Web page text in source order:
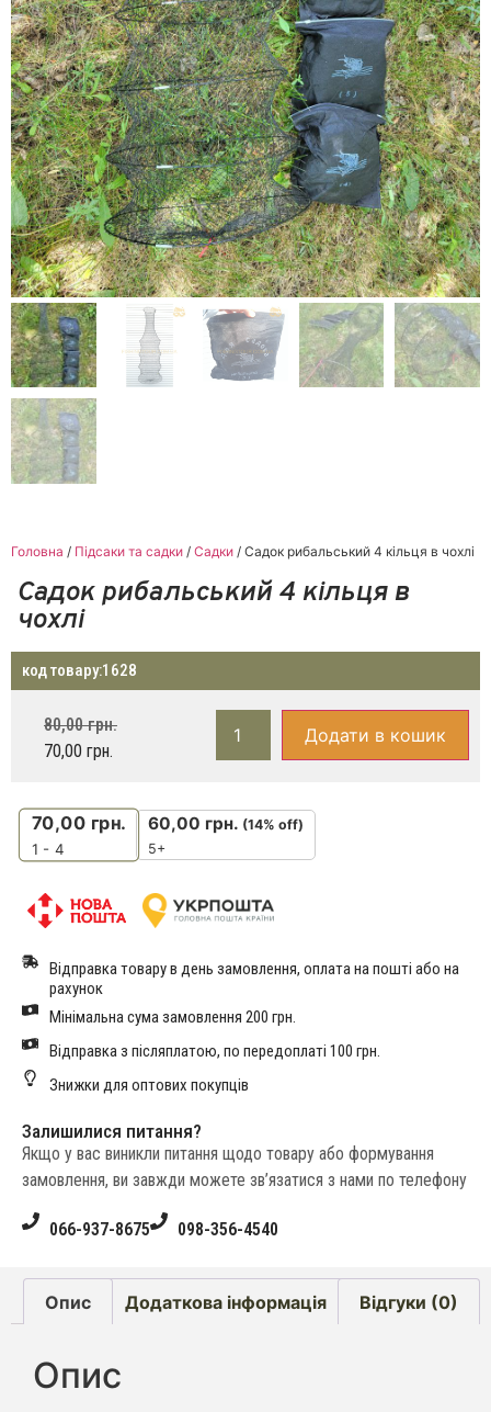
Головна / Підсаки та садки / Садки / Садок рибальський 4 кільця в чохлі
Садок рибальський 4 кільця в
чохлі
код товару:1628
80,00грн.
70,00 грн.
Додати в кошик
70,00 грн.
1 - 4
60,00 грн. (14% off)
5+
Відправка товару в день замовлення, оплата на пошті або на
рахунок
Мінімальна сума замовлення 200 грн.
Відправка з післяплатою, по передоплаті 100 грн.
Знижки для оптових покупців
Залишилися питання?
Якщо у вас виникли питання щодо товару або формування
замовлення, ви завжди можете зв’язатися з нами по телефону
066-937-8675 098-356-4540
Опис Додаткова інформація Відгуки (0)
Опис